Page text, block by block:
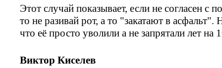
Этот случай показывает, если не согласен с
то не разивай рот, а то "закатают в асфальт".
что её просто уволили а не запрятали лет на
Виктор Киселев